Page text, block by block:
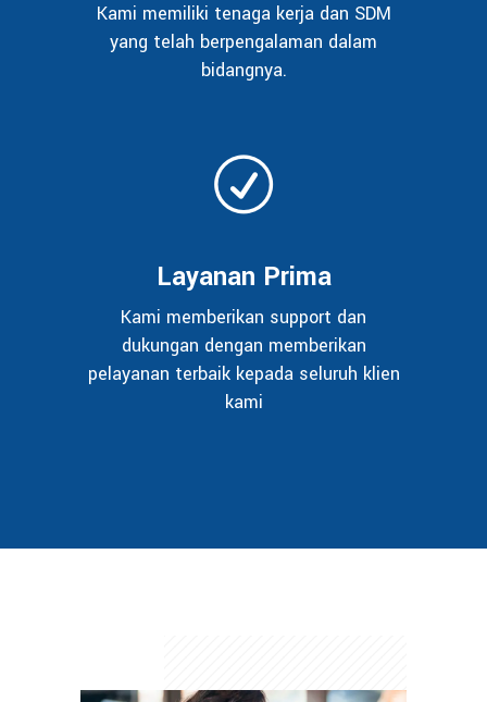
Kami memiliki tenaga kerja dan SDM
yang telah berpengalaman dalam
bidangnya.
Layanan Prima
Kami memberikan support dan
dukungan dengan memberikan
pelayanan terbaik kepada seluruh klien
kami